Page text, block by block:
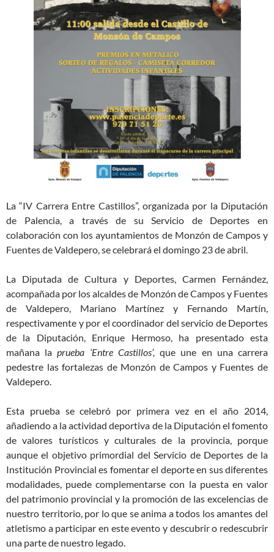
La “IV Carrera Entre Castillos”, organizada por la Diputación
de Palencia, a través de su Servicio de Deportes en
colaboración con los ayuntamientos de Monzón de Campos y
Fuentes de Valdepero, se celebrará el domingo 23 de abril.
La Diputada de Cultura y Deportes, Carmen Fernández,
acompañada por los alcaldes de Monzón de Campos y Fuentes
de Valdepero, Mariano Martínez y Fernando Martín,
respectivamente y por el coordinador del servicio de Deportes
de la Diputación, Enrique Hermoso, ha presentado esta
mañana laprueba ‘Entre Castillos’, que une en una carrera
pedestre las fortalezas de Monzón de Campos y Fuentes de
Valdepero.
Esta prueba se celebró por primera vez en el año 2014,
añadiendo a la actividad deportiva de la Diputación el fomento
de valores turísticos y culturales de la provincia, porque
aunque el objetivo primordial del Servicio de Deportes de la
Institución Provincial es fomentar el deporte en sus diferentes
modalidades, puede complementarse con la puesta en valor
del patrimonio provincial y la promoción de las excelencias de
nuestro territorio, por lo que se anima a todos los amantes del
atletismo a participar en este evento y descubrir o redescubrir
una parte de nuestro legado.